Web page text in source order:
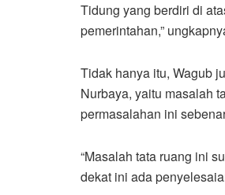
Tidung yang berdiri di
pemerintahan,”
Tidak hanya itu, Wagub
Nurbaya, yaitu masalah
permasalahan ini
“Masalah tata ruang ini
dekat ini ada